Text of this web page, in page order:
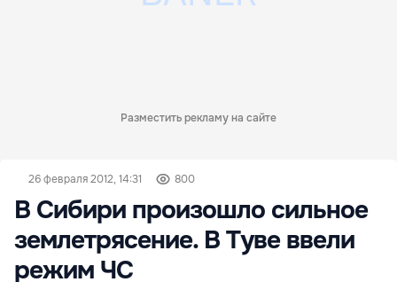
Разместить рекламу на сайте
26 февраля 2012, 14:31 800
В Сибири произошло сильное
землетрясение. В Туве ввели
режим ЧС